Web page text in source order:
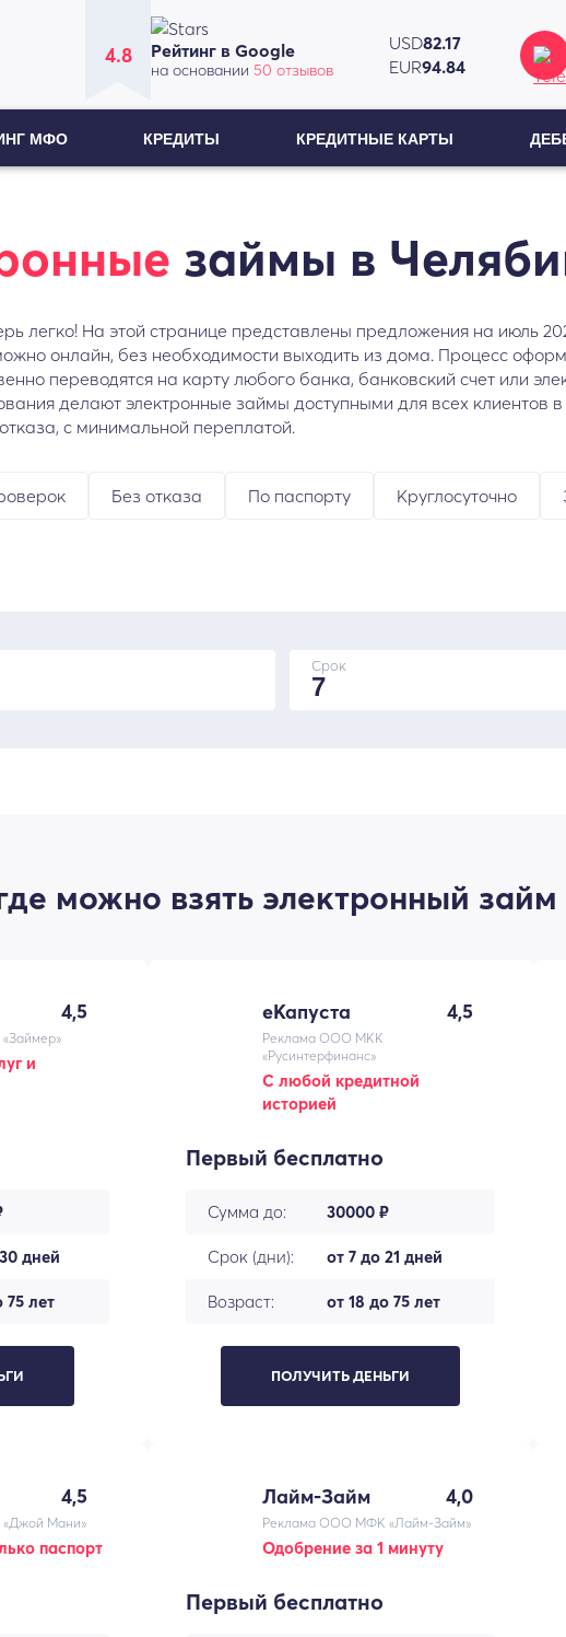
4.8 Рейтинг в Google
на основании50 отзывов
USD82.17
EUR94.84
МФО КРЕДИТЫ КРЕДИТНЫЕ КАРТЫ
займы в
легко! На этой странице представлены предложения на июль
онлайн, без необходимости выходить из дома. Процесс
переводятся на карту любого банка, банковский счет или
делают электронные займы доступными для всех клиентов
с минимальной переплатой.
Без отказа По паспорту Круглосуточно
Срок
можно взять электронный займ
4,5
и
дней
75 лет
еКапуста 4,5
Реклама ООО МКК
«Русинтерфинанс»
С любой кредитной
историей
Первый бесплатно
Сумма до: 30000 ₽
Срок (дни): от 7 до 21 дней
Возраст: от 18 до 75 лет
ПОЛУЧИТЬ ДЕНЬГИ
4,5
Мани»
паспорт
Лайм-Займ 4,0
Реклама ООО МФК «Лайм-Займ»
Одобрение за 1 минуту
Первый бесплатно